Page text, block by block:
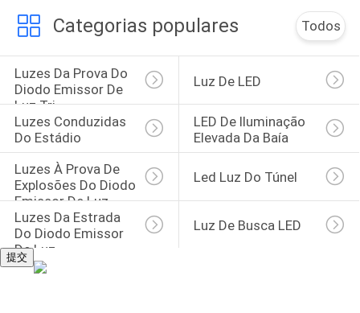
Categorias populares Todos
Luzes Da Prova Do
Diodo Emissor De
Luz Tri
Luz De LED
Luzes Conduzidas
Do Estádio
LED De Iluminação
Elevada Da Baía
Luzes À Prova De
Explosões Do Diodo
Emissor De Luz
Led Luz Do Túnel
Luzes Da Estrada
Do Diodo Emissor
De Luz
Luz De Busca LED
提交